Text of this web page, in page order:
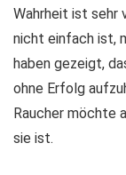
Wahrheit ist sehr
nicht einfach ist,
haben gezeigt,
ohne Erfolg
Raucher möchte
sie ist.